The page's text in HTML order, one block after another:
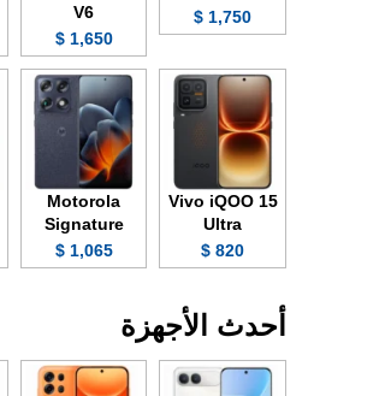
1,750 $
V6
1,650 $
Vivo iQOO 15
Ultra
820 $
Motorola
Signature
1,065 $
أحدث الأجهزة